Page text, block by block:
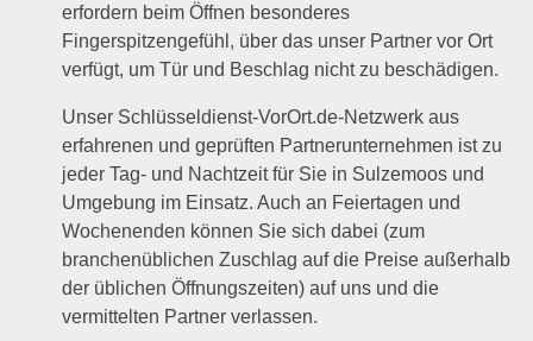
erfordern beim Öffnen besonderes
Fingerspitzengefühl, über das unser Partner vor Ort
verfügt, um Tür und Beschlag nicht zu beschädigen.
Unser Schlüsseldienst-VorOrt.de-Netzwerk aus
erfahrenen und geprüften Partnerunternehmen ist zu
jeder Tag- und Nachtzeit für Sie in Sulzemoos und
Umgebung im Einsatz. Auch an Feiertagen und
Wochenenden können Sie sich dabei (zum
branchenüblichen Zuschlag auf die Preise außerhalb
der üblichen Öffnungszeiten) auf uns und die
vermittelten Partner verlassen.